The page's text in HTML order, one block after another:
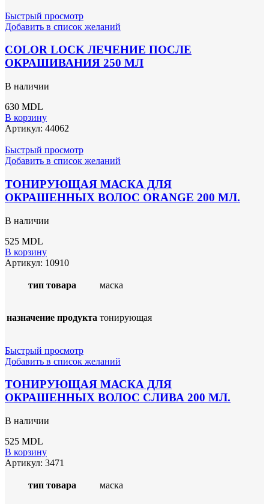
Быстрый просмотр
Добавить в список желаний
COLOR LOCK ЛЕЧЕНИЕ ПОСЛЕ
ОКРАШИВАНИЯ 250 МЛ
В наличии
630 MDL
В корзину
Артикул: 44062
Быстрый просмотр
Добавить в список желаний
ТОНИРУЮЩАЯ МАСКА ДЛЯ
ОКРАШЕННЫХ ВОЛОС ORANGE 200 МЛ.
В наличии
525 MDL
В корзину
Артикул: 10910
тип товара маска
назначение продукта тонирующая
Быстрый просмотр
Добавить в список желаний
ТОНИРУЮЩАЯ МАСКА ДЛЯ
ОКРАШЕННЫХ ВОЛОС СЛИВА 200 МЛ.
В наличии
525 MDL
В корзину
Артикул: 3471
тип товара маска